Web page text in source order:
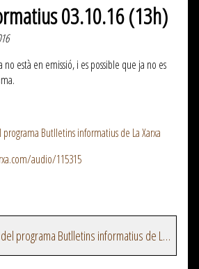
03.10.16 (13h)
no està en emissió, i es possible que ja no es
Butlletins informatius de La Xarxa
audio/115315
Veure més episodis del programa Butlletins informatius de La Xarxa